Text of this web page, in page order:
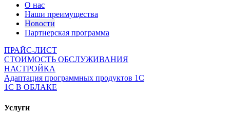
О нас
Наши преимущества
Новости
Партнерская программа
ПРАЙС-ЛИСТ
СТОИМОСТЬ ОБСЛУЖИВАНИЯ
НАСТРОЙКА
Адаптация программных продуктов 1С
1С В ОБЛАКЕ
Услуги